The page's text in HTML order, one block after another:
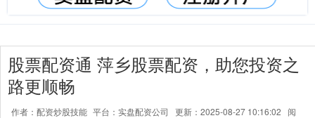
股票配资通 萍乡股票配资，助您投资之
路更顺畅
作者：配资炒股技能 平台：实盘配资公司 更新：2025-08-27 10:16:02
阅